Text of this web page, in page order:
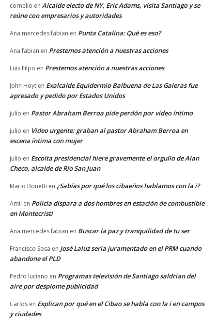
cornelio en Alcalde electo de NY, Eric Adams, visita Santiago y se
reúne con empresarios y autoridades
Ana mercedes fabian en Punta Catalina: Qué es eso?
Ana fabian en Prestemos atención a nuestras acciones
Luis Filpo en Prestemos atención a nuestras acciones
John Hoyt en Exalcalde Equidermio Balbuena de Las Galeras fue
apresado y pedido por Estados Unidos
julio en Pastor Abraham Berroa pide perdón por vídeo íntimo
julio en Video urgente: graban al pastor Abraham Berroa en
escena íntima con mujer
julio en Escolta presidencial hiere gravemente el orgullo de Alan
Checo, alcalde de Río San Juan
Mario Bonetti en ¿Sabías por qué los cibaeños hablamos con la i?
Amil en Policía dispara a dos hombres en estación de combustible
en Montecristi
Ana mercedes fabian en Buscar la paz y tranquilidad de tu ser
Francisco Sosa en José Laluz sería juramentado en el PRM cuando
abandone el PLD
Pedro luciano en Programas televisión de Santiago saldrían del
aire por desplome publicidad
Carlos en Explican por qué en el Cibao se habla con la i en campos
y ciudades